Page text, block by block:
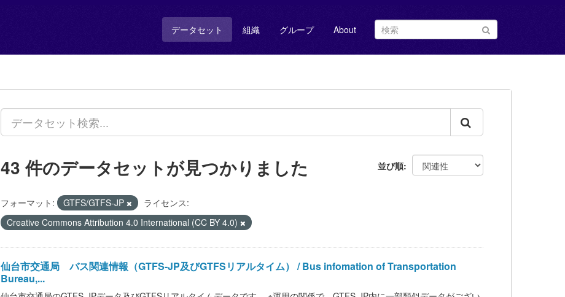
データセット 組織 グループ About
並び順
43 件のデータセットが見つかりました
フォーマット: GTFS/GTFS-JP
ライセンス:
Creative Commons Attribution 4.0 International (CC BY 4.0)
仙台市交通局 バス関連情報（GTFS-JP及びGTFSリアルタイム） / Bus infomation of Transportation
Bureau,...